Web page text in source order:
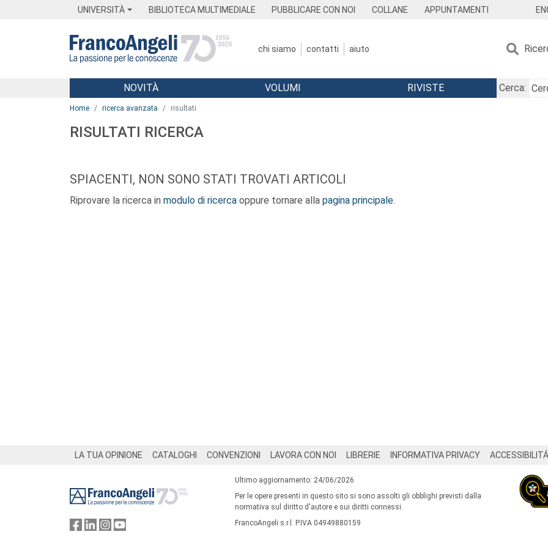
UNIVERSITÀ BIBLIOTECA MULTIMEDIALE PUBBLICARE CON NOI COLLANE APPUNTAMENTI
chi siamo contatti aiuto
Menu
NOVITÀ VOLUMI RIVISTE
Cerca:
Home ricerca avanzata risultati
RISULTATI RICERCA
SPIACENTI, NON SONO STATI TROVATI ARTICOLI
Riprovare la ricerca in modulo di ricerca oppure tornare alla pagina principale.
LA TUA OPINIONE CATALOGHI CONVENZIONI LAVORA CON NOI LIBRERIE INFORMATIVA PRIVACY ACCESSIBILITÁ
Ultimo aggiornamento: 24/06/2026
Per le opere presenti in questo sito si sono assolti gli obblighi previsti dalla
normativa sul diritto d'autore e sui diritti connessi.
FrancoAngeli s.r.l. P.IVA 04949880159